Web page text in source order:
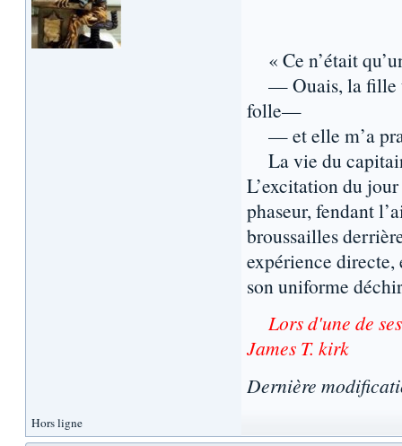
« Ce n’était
— Ouais, la fille
folle—
— et elle m’a
La vie du
L’excitation du
phaseur, fendant
broussailles
expérience directe,
son uniforme
Lors d'une de
James T. kirk
Dernière
Hors ligne